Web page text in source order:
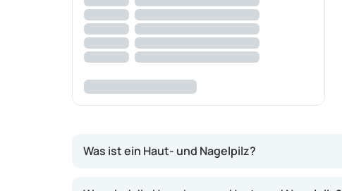
Was ist ein Haut- und Nagelpilz?